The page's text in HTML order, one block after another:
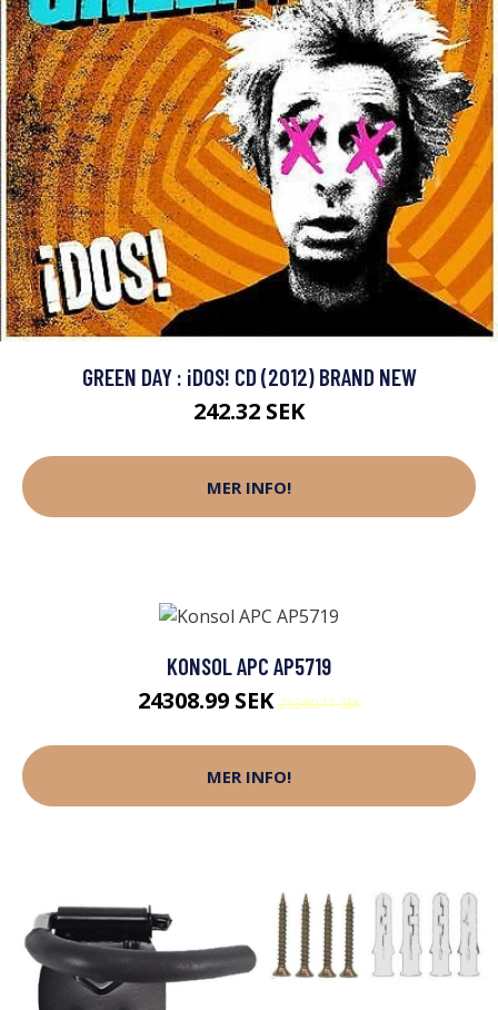
GREEN DAY : ¡DOS! CD (2012) BRAND NEW
242.32 SEK
MER INFO!
KONSOL APC AP5719
24308.99 SEK25360.11 SEK
MER INFO!